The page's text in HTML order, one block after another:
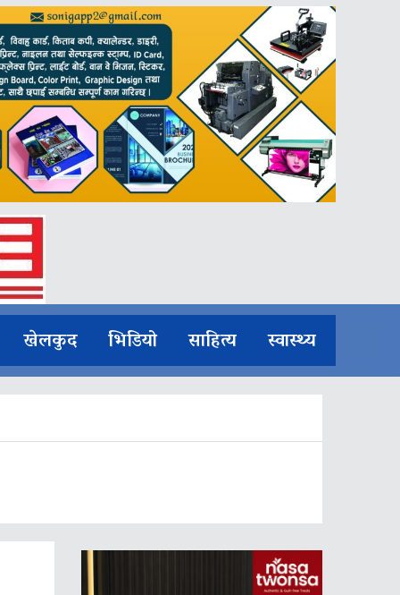
खेलकुद भिडियो साहित्य स्वास्थ्य